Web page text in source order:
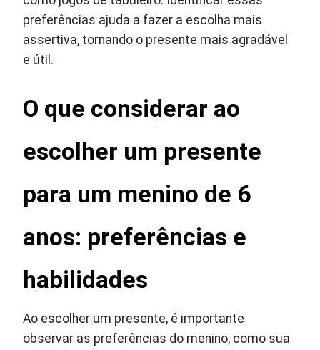
preferências ajuda a fazer a escolha mais
assertiva, tornando o presente mais agradável
e útil.
O que considerar ao
escolher um presente
para um menino de 6
anos: preferências e
habilidades
Ao escolher um presente, é importante
observar as preferências do menino, como sua